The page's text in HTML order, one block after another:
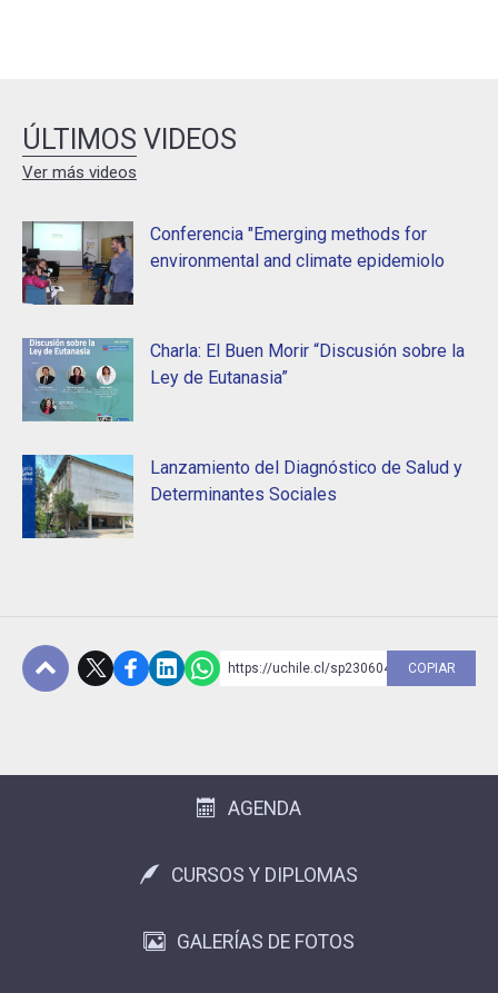
ÚLTIMOS VIDEOS
Ver más videos
Conferencia "Emerging methods for
environmental and climate epidemiolo
Charla: El Buen Morir “Discusión sobre la
Ley de Eutanasia”
Lanzamiento del Diagnóstico de Salud y
Determinantes Sociales
https://uchile.cl/sp230604 COPIAR
AGENDA
CURSOS Y DIPLOMAS
GALERÍAS DE FOTOS